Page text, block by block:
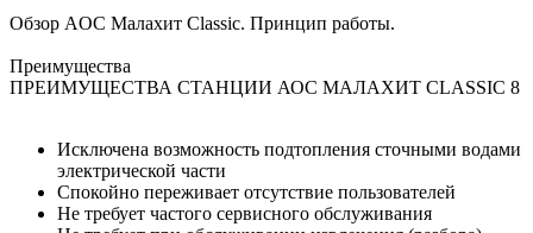
Обзор AOC Малахит Classic. Принцип работы.
Преимущества
ПРЕИМУЩЕСТВА СТАНЦИИ АОС МАЛАХИТ CLASSIC 8
Исключена возможность подтопления сточными водами
электрической части
Спокойно переживает отсутствие пользователей
Не требует частого сервисного обслуживания